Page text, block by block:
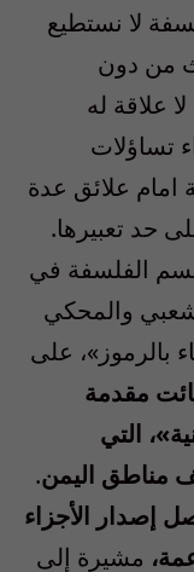
لا نستطيع
من دون
علاقة له
تساؤلات
امام علائق عدة
حد تعبيرها.
الفلسفة في
والمحكي
بالرموز»، على
مقدمة
التي
.
إصدار الأجزاء
مشيرة إلى